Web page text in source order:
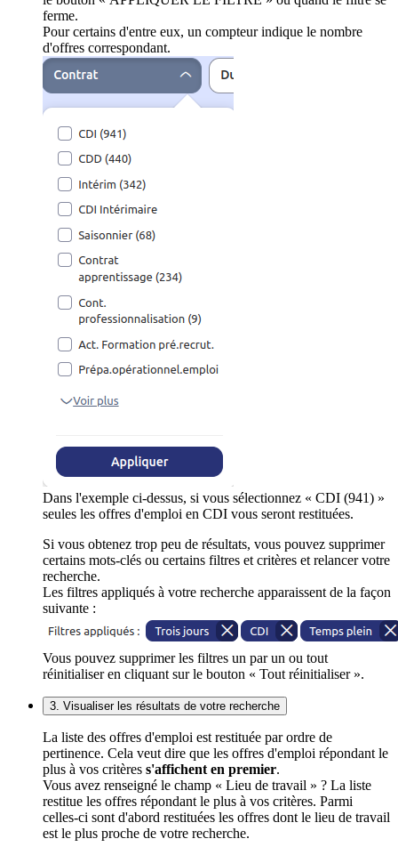
ferme.
Pour certains d'entre eux, un compteur indique le nombre
d'offres correspondant.
Dans l'exemple ci-dessus, si vous sélectionnez « CDI (941) »
seules les offres d'emploi en CDI vous seront restituées.
Si vous obtenez trop peu de résultats, vous pouvez supprimer
certains mots-clés ou certains filtres et critères et relancer votre
recherche.
Les filtres appliqués à votre recherche apparaissent de la façon
suivante :
Vous pouvez supprimer les filtres un par un ou tout
réinitialiser en cliquant sur le bouton « Tout réinitialiser ».
3. Visualiser les résultats de votre recherche
La liste des offres d'emploi est restituée par ordre de
pertinence. Cela veut dire que les offres d'emploi répondant le
plus à vos critères s'affichent en premier.
Vous avez renseigné le champ « Lieu de travail » ? La liste
restitue les offres répondant le plus à vos critères. Parmi
celles-ci sont d'abord restituées les offres dont le lieu de travail
est le plus proche de votre recherche.